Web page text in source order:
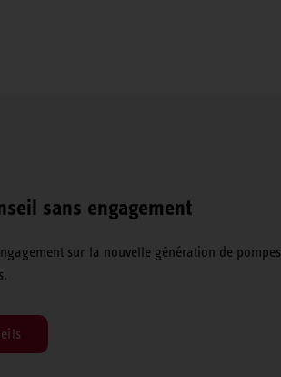
sans engagement
sur la nouvelle génération de pompes